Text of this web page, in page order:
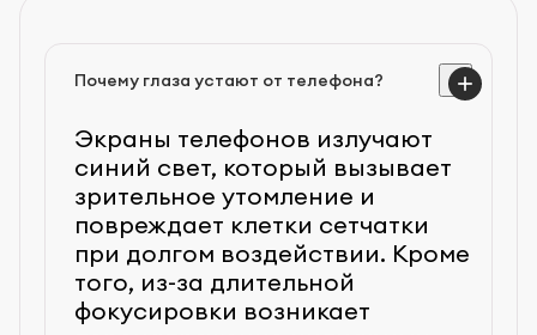
Почему глаза устают от телефона?
Экраны телефонов излучают
синий свет, который вызывает
зрительное утомление и
повреждает клетки сетчатки
при долгом воздействии. Кроме
того, из-за длительной
фокусировки возникает
На работе можно выполнить
легкий массаж век, а также
упражнения: моргание,
движение глазами вверх-вниз,